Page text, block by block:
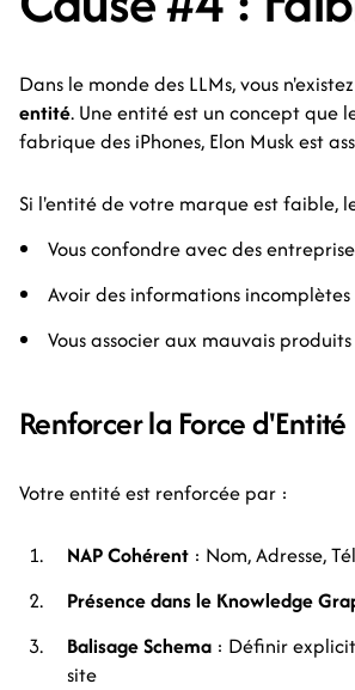
Dans le monde des LLMs, vous
entité. Une entité est un concept que
fabrique des iPhones, Elon Musk est
Si l'entité de votre marque est faible,
Vous confondre avec des
Avoir des informations
Vous associer aux mauvais
Renforcer la Force d'Entité
Votre entité est renforcée par :
NAP Cohérent : Nom, Adresse,
Présence dans le Knowledge
Balisage Schema : Définir
site